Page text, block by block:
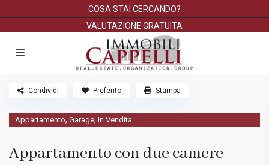
COSA STAI CERCANDO?
VALUTAZIONE GRATUITA
Appartamento,Garage,In Vendita
Appartamento con due camere
Condividi Preferito Stampa